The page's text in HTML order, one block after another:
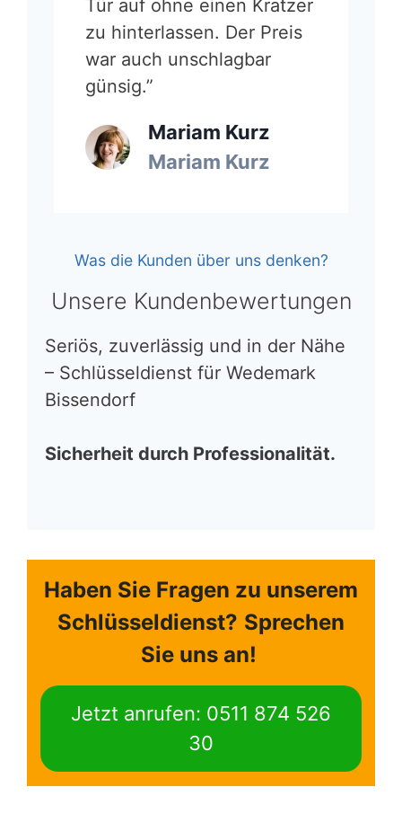
Tür auf ohne einen Kratzer
zu hinterlassen. Der Preis
war auch unschlagbar
günsig.”
Mariam Kurz
Mariam Kurz
Was die Kunden über uns denken?
Unsere Kundenbewertungen
Seriös, zuverlässig und in der Nähe
– Schlüsseldienst für Wedemark
Bissendorf
Sicherheit durch Professionalität.
Haben Sie Fragen zu unserem
Schlüsseldienst? Sprechen
Sie uns an!
Jetzt anrufen: 0511 874 526
30